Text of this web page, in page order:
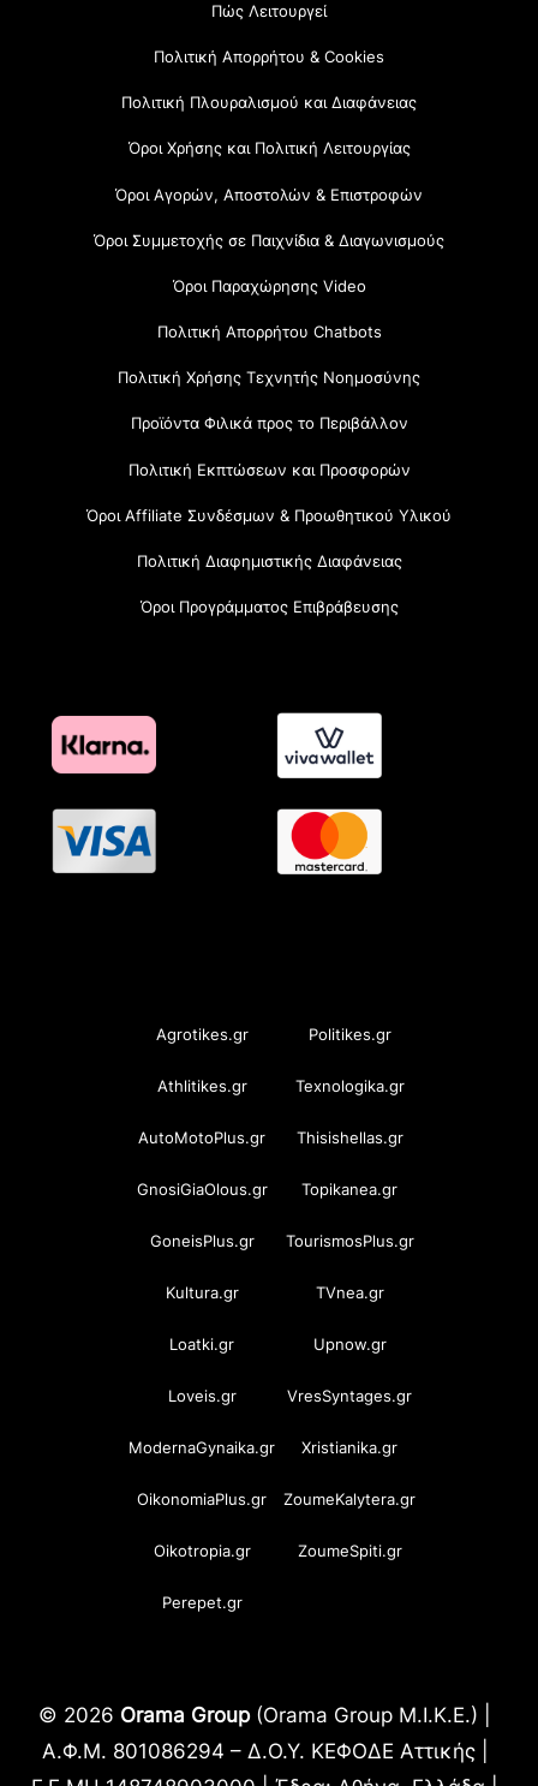
Πώς Λειτουργεί
Πολιτική Απορρήτου & Cookies
Πολιτική Πλουραλισμού και Διαφάνειας
Όροι Χρήσης και Πολιτική Λειτουργίας
Όροι Αγορών, Αποστολών & Επιστροφών
Όροι Συμμετοχής σε Παιχνίδια & Διαγωνισμούς
Όροι Παραχώρησης Video
Πολιτική Απορρήτου Chatbots
Πολιτική Χρήσης Τεχνητής Νοημοσύνης
Προϊόντα Φιλικά προς το Περιβάλλον
Πολιτική Εκπτώσεων και Προσφορών
Όροι Affiliate Συνδέσμων & Προωθητικού Υλικού
Πολιτική Διαφημιστικής Διαφάνειας
Όροι Προγράμματος Επιβράβευσης
Agrotikes.gr Politikes.gr
Athlitikes.gr Texnologika.gr
AutoMotoPlus.gr Thisishellas.gr
GnosiGiaOlous.gr Topikanea.gr
GoneisPlus.gr TourismosPlus.gr
Kultura.gr TVnea.gr
Loatki.gr Upnow.gr
Loveis.gr VresSyntages.gr
ModernaGynaika.gr Xristianika.gr
OikonomiaPlus.gr ZoumeKalytera.gr
Oikotropia.gr ZoumeSpiti.gr
Perepet.gr
© 2026 Orama Group(Orama Group Μ.Ι.Κ.Ε.) |
Α.Φ.Μ. 801086294 – Δ.Ο.Υ. ΚΕΦΟΔΕ Αττικής |